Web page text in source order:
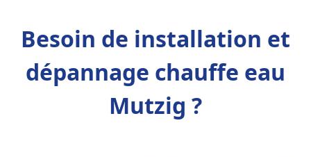
Besoin de installation et
dépannage chauffe eau
Mutzig ?